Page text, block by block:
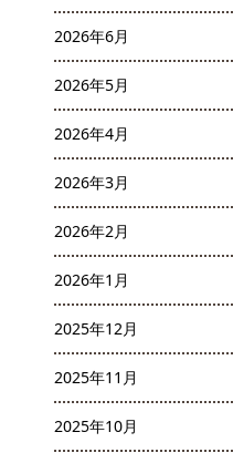
2026年6月
2026年5月
2026年4月
2026年3月
2026年2月
2026年1月
2025年12月
2025年11月
2025年10月